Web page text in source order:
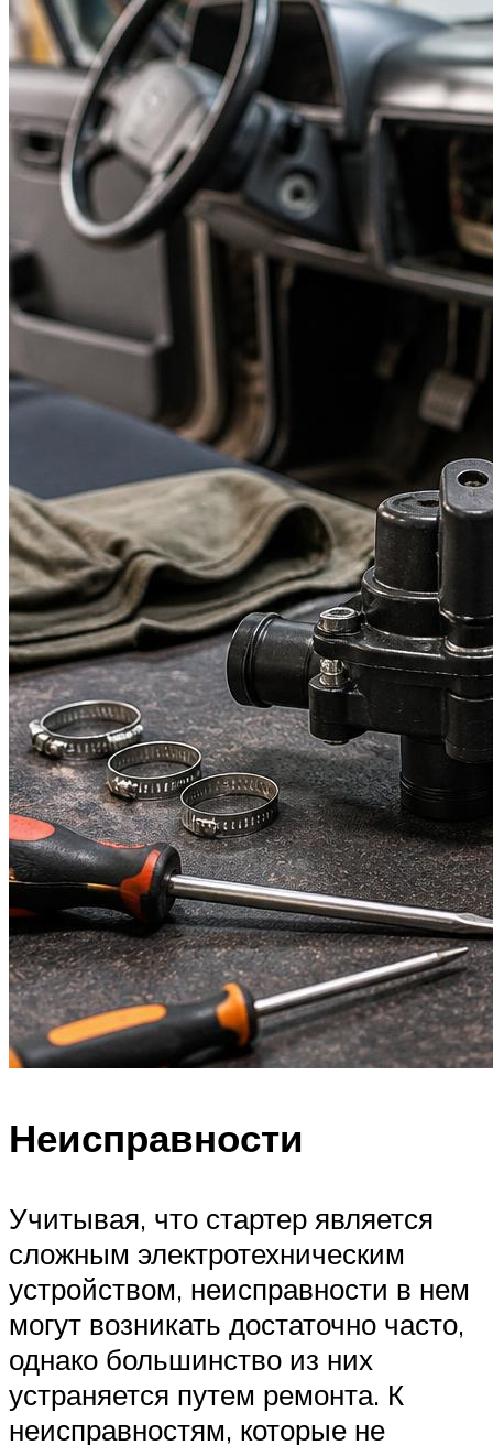
Неисправности
Учитывая, что стартер является
сложным электротехническим
устройством, неисправности в нем
могут возникать достаточно часто,
однако большинство из них
устраняется путем ремонта. К
неисправностям, которые не